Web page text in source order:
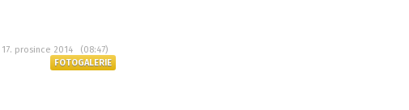
17. prosince 2014 (08:47)
FOTOGALERIE